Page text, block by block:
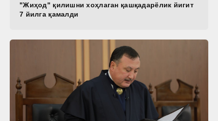
"Жиҳод" қилишни хоҳлаган қашқадарёлик йигит
7 йилга қамалди